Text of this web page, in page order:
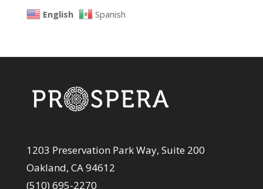
English Spanish
1203 Preservation Park Way, Suite 200
Oakland, CA 94612
(510) 695-2270